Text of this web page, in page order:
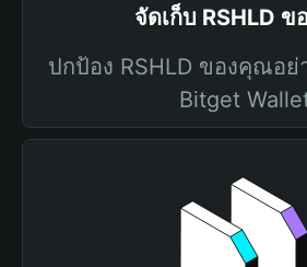
จัดเก็บ RSHLD
ปกป้อง RSHLD ของคุณอย่
Bitget